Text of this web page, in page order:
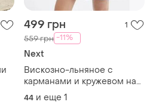
499 грн 1
559 грн -11%
Next
Вискозно-льняное с
карманами и кружевом на
горловине платье 👗
44 и еще 1